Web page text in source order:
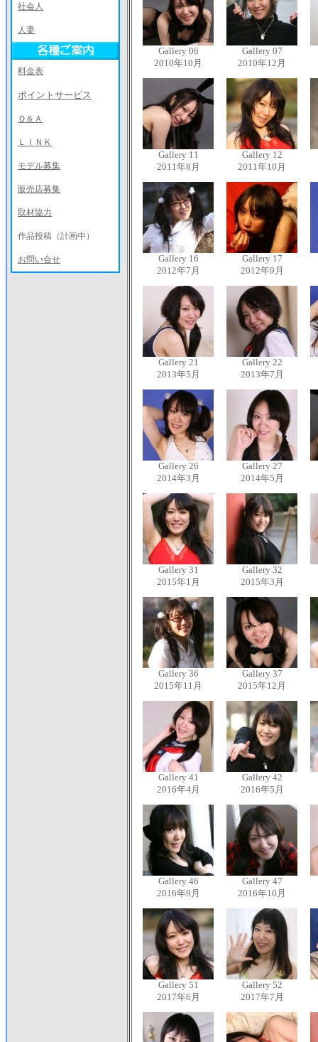
社会人
人妻
料金表
ポイントサービス
Ｑ＆Ａ
ＬＩＮＫ
モデル募集
販売店募集
取材協力
作品投稿（計画中）
お問い合せ
Gallery 06
2010年10月
Gallery 07
2010年12月
Gallery 11
2011年8月
Gallery 12
2011年10月
Gallery 16
2012年7月
Gallery 17
2012年9月
Gallery 21
2013年5月
Gallery 22
2013年7月
Gallery 26
2014年3月
Gallery 27
2014年5月
Gallery 31
2015年1月
Gallery 32
2015年3月
Gallery 36
2015年11月
Gallery 37
2015年12月
Gallery 41
2016年4月
Gallery 42
2016年5月
Gallery 46
2016年9月
Gallery 47
2016年10月
Gallery 51
2017年6月
Gallery 52
2017年7月